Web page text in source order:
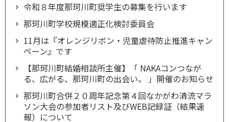
令和８年度那珂川町奨学生の募集を行います
那珂川町学校規模適正化検討委員会
11月は『オレンジリボン・児童虐待防止推進キャン
ペーン』です
【那珂川町結婚相談所主催】「 NAKAコンつなが
る、広がる、那珂川町の出会い。 」開催のお知らせ
那珂川町合併２０周年記念第４回なかがわ清流マラ
ソン大会の参加者リスト及びWEB記録証（結果速
報）について